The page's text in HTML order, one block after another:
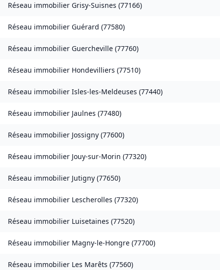
Réseau immobilier Grisy-Suisnes (77166)
Réseau immobilier Guérard (77580)
Réseau immobilier Guercheville (77760)
Réseau immobilier Hondevilliers (77510)
Réseau immobilier Isles-les-Meldeuses (77440)
Réseau immobilier Jaulnes (77480)
Réseau immobilier Jossigny (77600)
Réseau immobilier Jouy-sur-Morin (77320)
Réseau immobilier Jutigny (77650)
Réseau immobilier Lescherolles (77320)
Réseau immobilier Luisetaines (77520)
Réseau immobilier Magny-le-Hongre (77700)
Réseau immobilier Les Marêts (77560)